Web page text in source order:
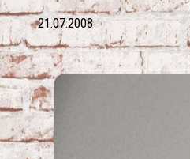
21.07.2008